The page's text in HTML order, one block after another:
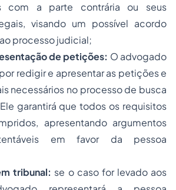
com a parte contrária ou seus
visando um possível acordo
processo judicial;
de petições: O advogado
redigir e apresentar as petições e
necessários no processo de busca
garantirá que todos os requisitos
apresentando argumentos
em favor da pessoa
tribunal: se o caso for levado aos